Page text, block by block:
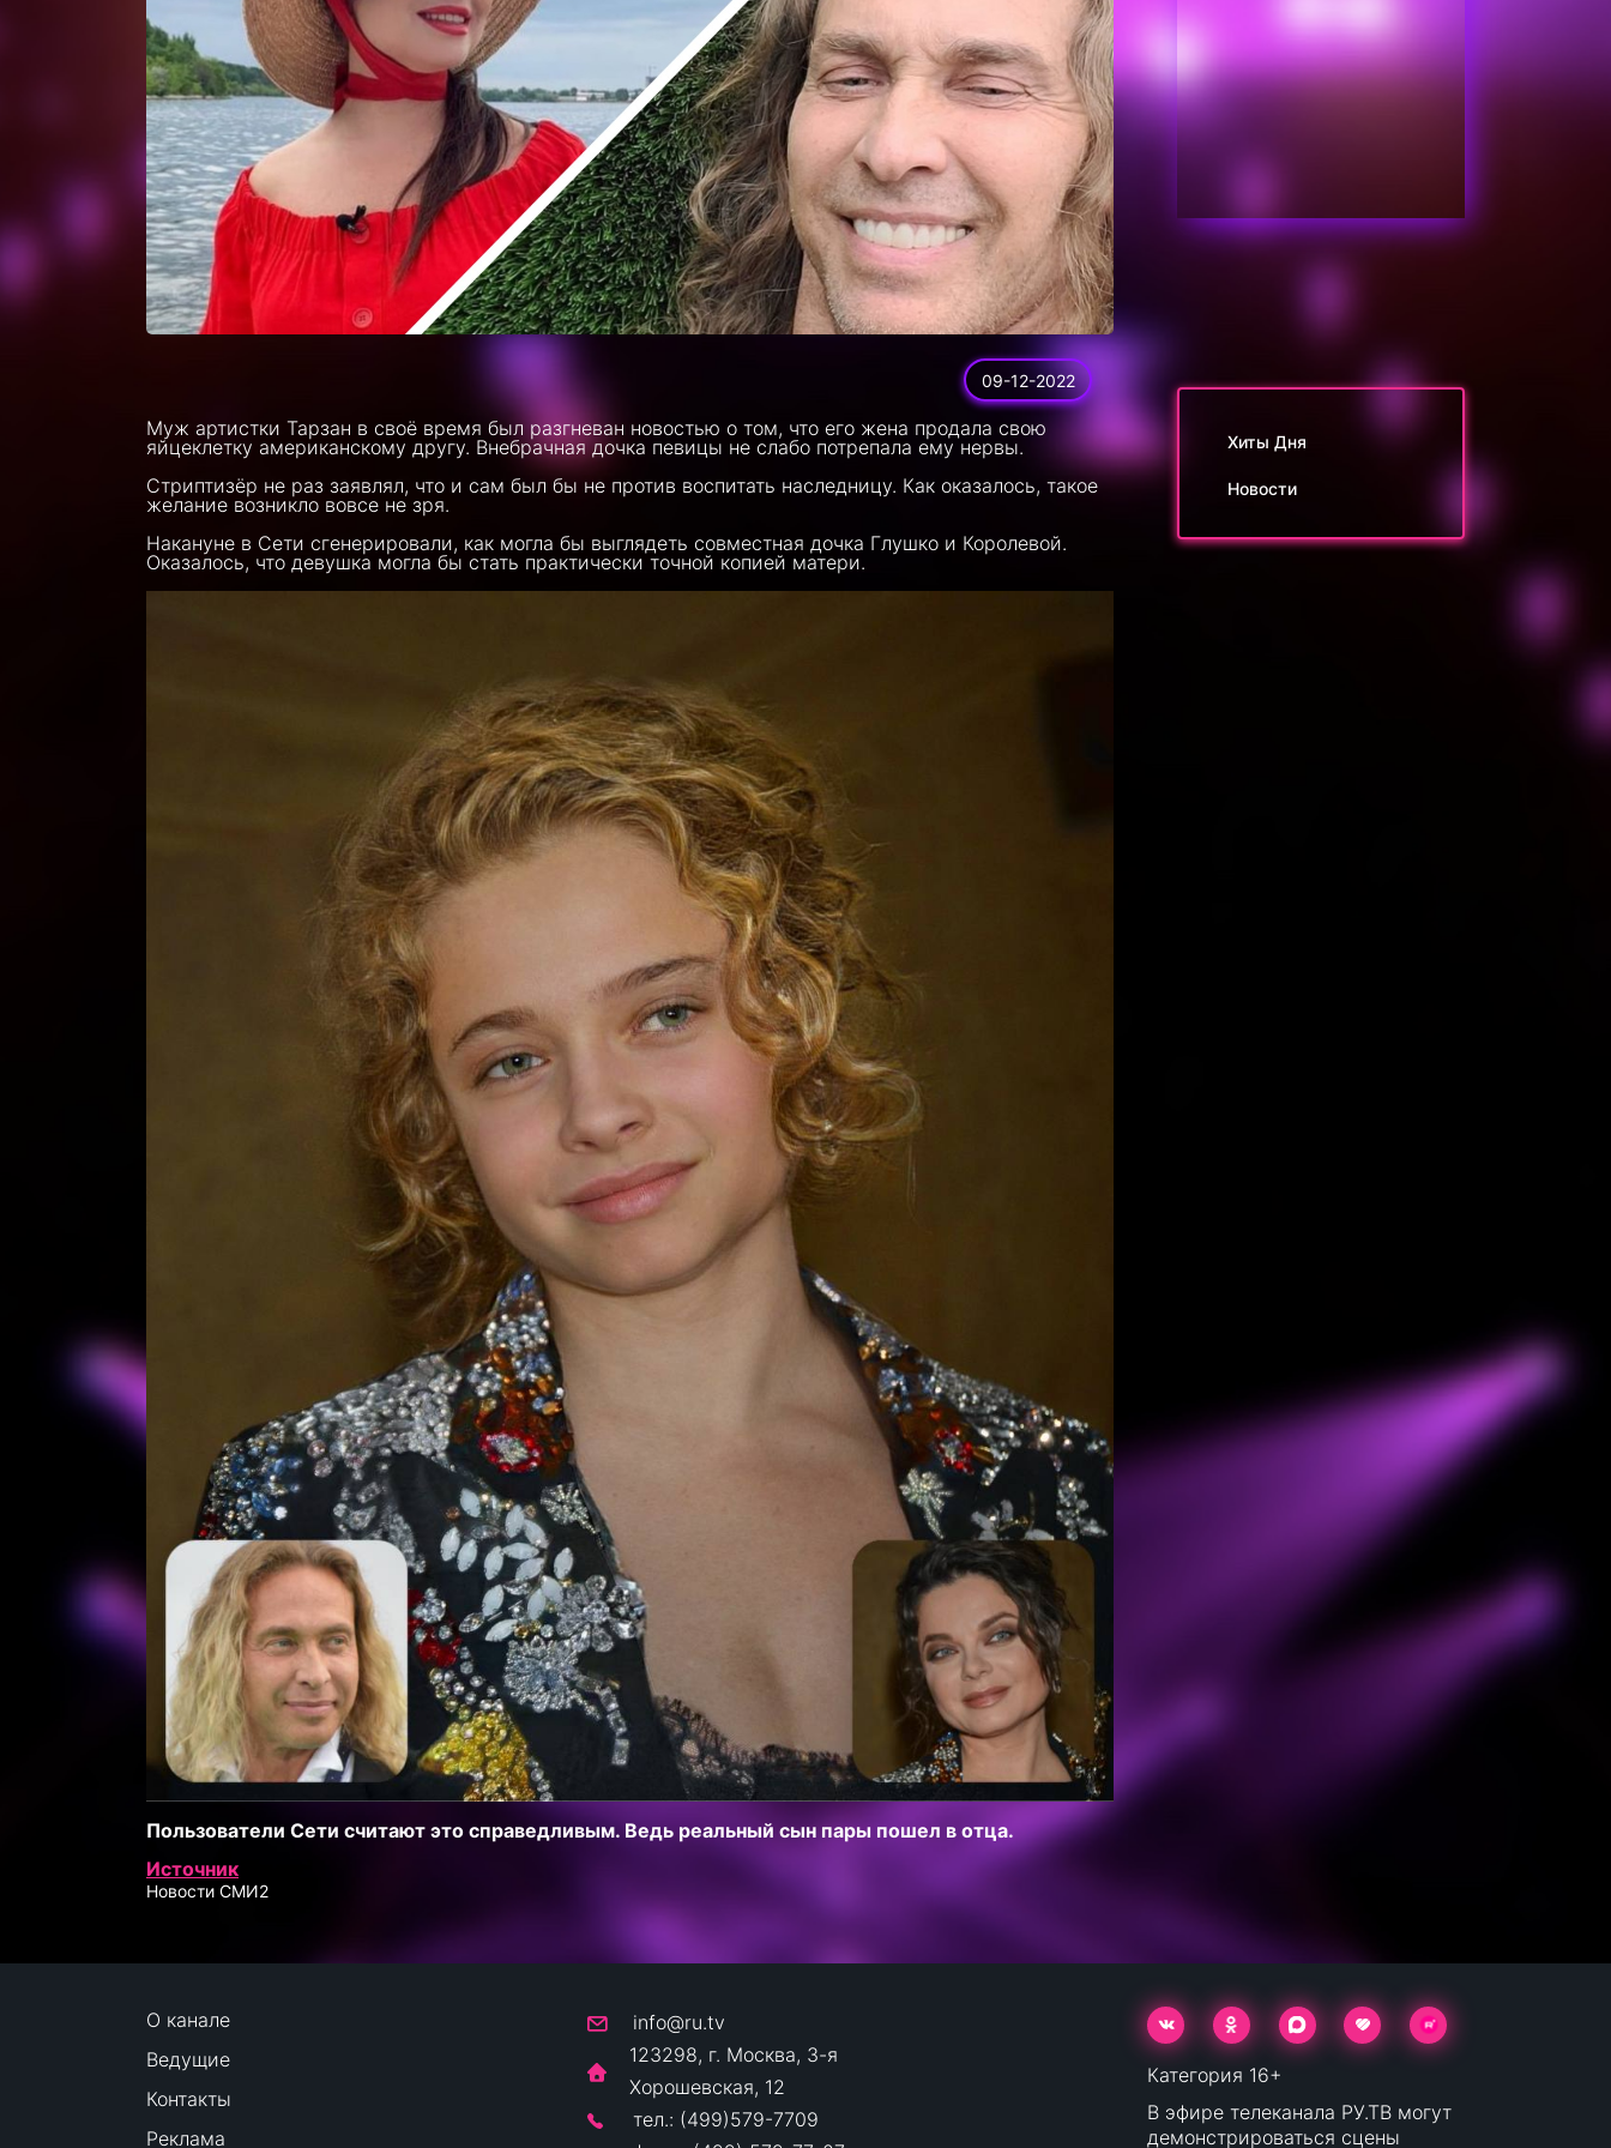
09-12-2022
Муж артистки Тарзан в своё время был разгневан новостью о том, что его жена продала свою
яйцеклетку американскому другу. Внебрачная дочка певицы не слабо потрепала ему нервы.
Стриптизёр не раз заявлял, что и сам был бы не против воспитать наследницу. Как оказалось, такое
желание возникло вовсе не зря.
Накануне в Сети сгенерировали, как могла бы выглядеть совместная дочка Глушко и Королевой.
Оказалось, что девушка могла бы стать практически точной копией матери.
Пользователи Сети считают это справедливым. Ведь реальный сын пары пошел в отца.
Источник
Новости СМИ2
Хиты Дня
Новости
О канале
Ведущие
Контакты
Реклама
info@ru.tv
123298, г. Москва, 3-я
Хорошевская, 12
тел.: (499)579-7709
Категория 16+
В эфире телеканала РУ.ТВ могут
демонстрироваться сцены